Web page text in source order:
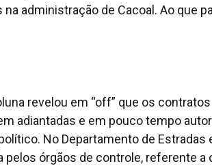
administração de Cacoal. Ao que
revelou em “off” que os
adiantadas e em pouco tempo
No Departamento de Estradas
pelos órgãos de controle, referente